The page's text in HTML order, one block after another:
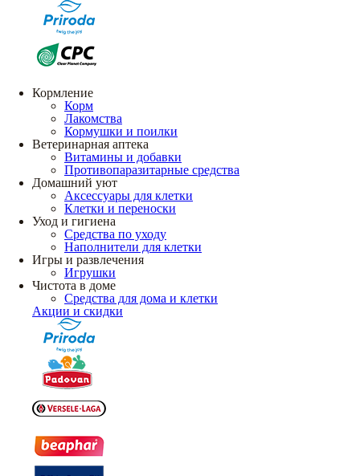
Кормление
Корм
Лакомства
Кормушки и поилки
Ветеринарная аптека
Витамины и добавки
Противопаразитарные средства
Домашний уют
Аксессуары для клетки
Клетки и переноски
Уход и гигиена
Средства по уходу
Наполнители для клетки
Игры и развлечения
Игрушки
Чистота в доме
Средства для дома и клетки
Акции и скидки